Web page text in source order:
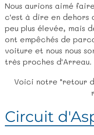
Nous aurions aimé
c'est à dire en dehors
peu plus élevée, mais
ont empêchés de
voiture et nous nous
très proches d'Arreau.
Voici notre "retour
Circuit